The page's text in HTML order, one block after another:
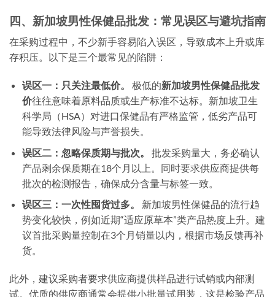
四、新加坡男性保健品批发：常见误区与避坑指南
在采购过程中，不少新手容易陷入误区，导致成本上升或库
存积压。以下是三个最常见的陷阱：
误区一：只关注最低价。 极低的新加坡男性保健品批发
价往往意味着原料品质或生产标准不达标。新加坡卫生
科学局（HSA）对进口保健品有严格监管，低劣产品可
能导致法律风险与声誉损失。
误区二：忽略保质期与批次。
批发采购量大，务必确认
产品剩余保质期在18个月以上。同时要求供应商提供每
批次的检测报告，确保成分含量与标签一致。
误区三：一次性囤货过多。
新加坡男性保健品的流行趋
势变化较快，例如近期“适应原草本”类产品热度上升。建
议首批采购量控制在3个月销量以内，根据市场反馈再补
货。
此外，建议采购者要求供应商提供样品进行试销或内部测
试。优质的供应商通常会提供小批量试用装，这是检验产品